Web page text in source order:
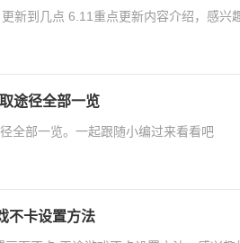
新到几点 6.11重点更新内容介绍，感兴
途径全部一览
全部一览。一起跟随小编过来看看吧
不卡设置方法